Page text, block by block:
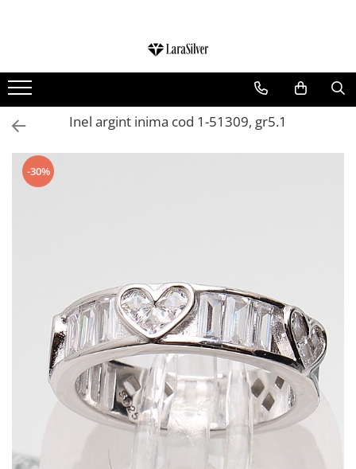
CERCEI ARGINT
BRATARI ARGINT
COLIERE ARGINT
LANTISOARE ARGINT
CRUCIULITE SI ICONITE ARGINT
BIJUTERII ARGINT PENTRU COPII
BIJUTERII ARGINT PENTRU BARBATI
INELE ARGINT
marime reglabila
marimea 47
marimea 48
marimea 51
Inel argint inima cod 1-51309, gr5.1
-30%